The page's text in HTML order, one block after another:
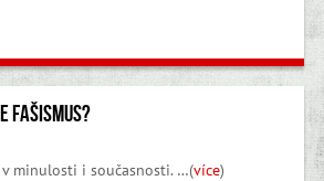
fašismus?
v minulosti i současnosti. …(více)